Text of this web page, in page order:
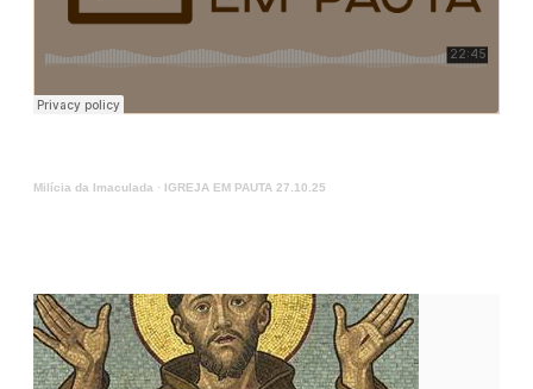
Milícia da Imaculada · IGREJA EM PAUTA 27.10.25